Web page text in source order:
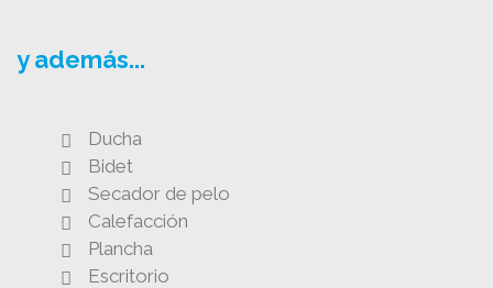
y además...
Ducha
Bidet
Secador de pelo
Calefacción
Plancha
Escritorio